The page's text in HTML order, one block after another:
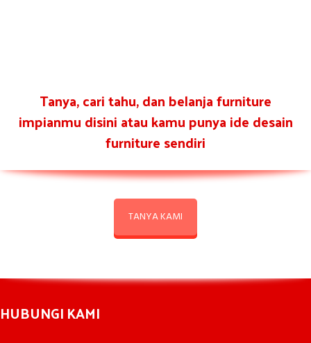
Tanya, cari tahu, dan belanja furniture
impianmu disini atau kamu punya ide desain
furniture sendiri
TANYA KAMI
HUBUNGI KAMI